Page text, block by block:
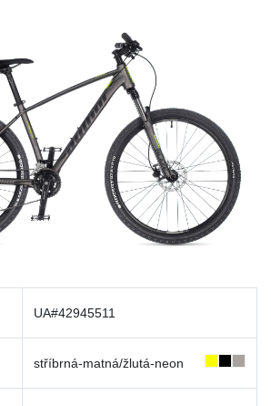
UA#42945511
stříbrná-matná/žlutá-neon